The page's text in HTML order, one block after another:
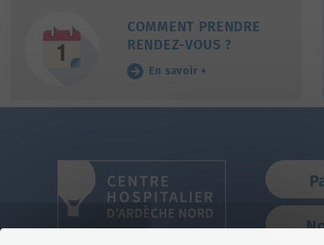
COMMENT PRENDRE
RENDEZ-VOUS ?
En savoir +